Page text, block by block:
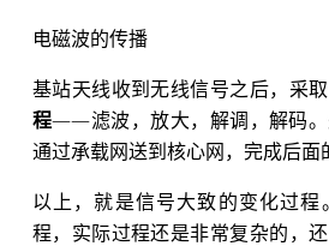
电磁波的传播
基站天线收到无线信号之后，采
程——滤波，放大，解调，解码。
通过承载网送到核心网，完成后面
以上，就是信号大致的变化过程
程，实际过程还是非常复杂的，